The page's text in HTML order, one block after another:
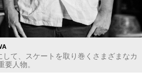
て、スケートを取り巻くさまざまなカ
人物。